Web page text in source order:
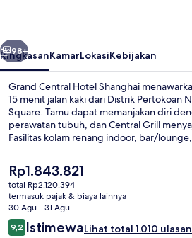
Berikutnya
98+
RingkasanKamarLokasiKebijakan
Grand Central Hotel Shanghai
15 menit jalan kaki dari Distrik Pertokoan
Square. Tamu dapat memanjakan diri
perawatan tubuh, dan Central Grill
Fasilitas kolam renang indoor, bar/
keseluruhan mendapatkan nilai yang
Properti ini berada dekat dengan
Nanjing Road berjarak 7 menit dan
7 menit.
Harga
saat
ini
Rp1.843.821
Rp1.843.821
total Rp2.120.394
termasuk pajak & biaya lainnya
30 Agu - 31 Agu
Ulasan
9,29,2 dari 10
IstimewaLihat total 1.010 ulasan